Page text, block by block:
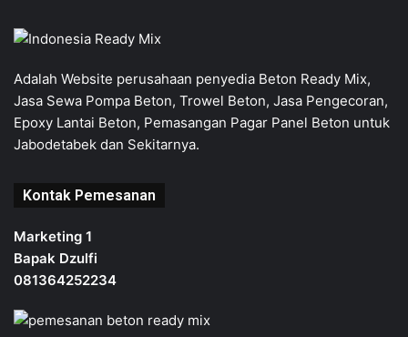
Adalah Website perusahaan penyedia Beton Ready Mix,
Jasa Sewa Pompa Beton, Trowel Beton, Jasa Pengecoran,
Epoxy Lantai Beton, Pemasangan Pagar Panel Beton untuk
Jabodetabek dan Sekitarnya.
Kontak Pemesanan
Marketing 1
Bapak Dzulfi
081364252234